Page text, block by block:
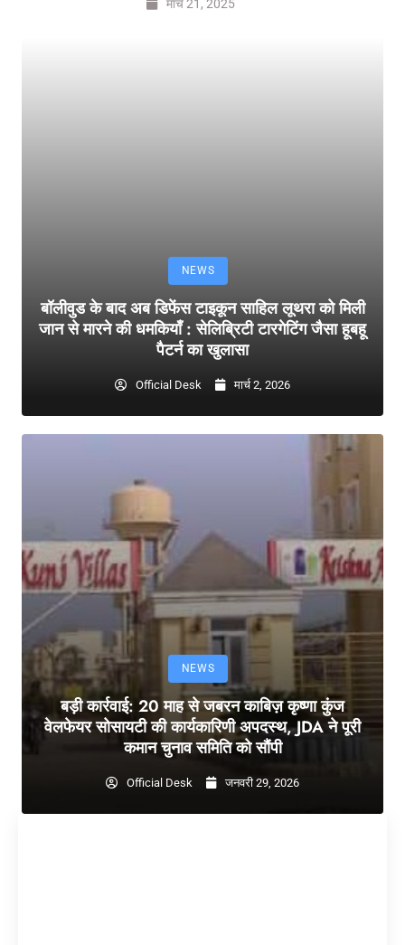
मार्च 21, 2025
NEWS
बॉलीवुड के बाद अब डिफेंस टाइकून साहिल लूथरा को मिली
जान से मारने की धमकियाँ : सेलिब्रिटी टारगेटिंग जैसा हूबहू
पैटर्न का खुलासा
Official Desk मार्च 2, 2026
NEWS
बड़ी कार्रवाई: 20 माह से जबरन काबिज़ कृष्णा कुंज
वेलफेयर सोसायटी की कार्यकारिणी अपदस्थ, JDA ने पूरी
कमान चुनाव समिति को सौंपी
Official Desk जनवरी 29, 2026